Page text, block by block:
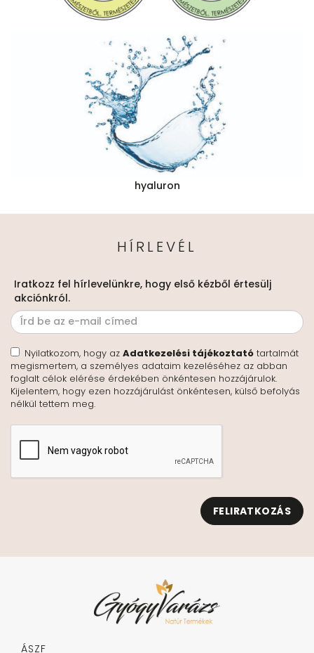
hyaluron
HÍRLEVÉL
Iratkozz fel hírlevelünkre, hogy első kézből értesülj
akciónkról.
Nyilatkozom, hogy az Adatkezelési tájékoztató tartalmát
megismertem, a személyes adataim kezeléséhez az abban
foglalt célok elérése érdekében önkéntesen hozzájárulok.
Kijelentem, hogy ezen hozzájárulást önkéntesen, külső befolyás
nélkül tettem meg.
FELIRATKOZÁS
ÁSZF